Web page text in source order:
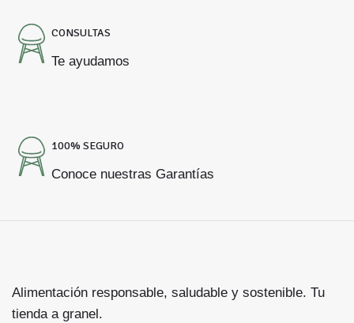
CONSULTAS
Te ayudamos
100% SEGURO
Conoce nuestras Garantías
Alimentación responsable, saludable y sostenible. Tu
tienda a granel.